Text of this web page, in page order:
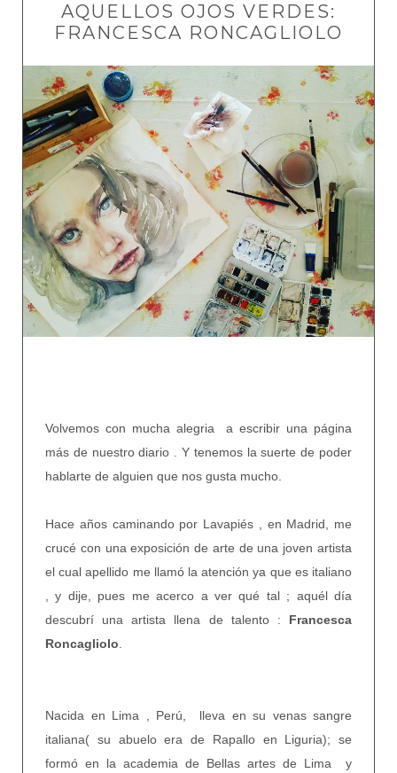
AQUELLOS OJOS VERDES:
FRANCESCA RONCAGLIOLO
Volvemos con mucha alegria a escribir una página
más de nuestro diario . Y tenemos la suerte de poder
hablarte de alguien que nos gusta mucho.
Hace años caminando por Lavapiés , en Madrid, me
crucé con una exposición de arte de una joven artista
el cual apellido me llamó la atención ya que es italiano
, y dije, pues me acerco a ver qué tal ; aquél día
descubrí una artista llena de talento : Francesca
Roncagliolo
Nacida en Lima , Perú, lleva en su venas sangre
italiana( su abuelo era de Rapallo en Liguria); se
formó en la academia de Bellas artes de Lima y